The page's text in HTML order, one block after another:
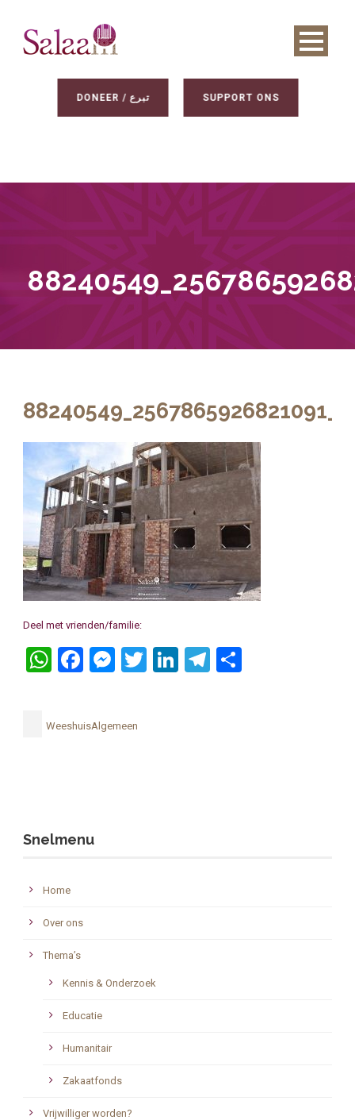
DONEER / تبرع SUPPORT ONS
Deel met vrienden/familie:
WhatsApp
Facebook
Messenger
Twitter
LinkedIn
Telegram
WeeshuisAlgemeen
Snelmenu
Home
Over ons
Thema’s
Kennis & Onderzoek
Educatie
Humanitair
Zakaatfonds
Vrijwilliger worden?